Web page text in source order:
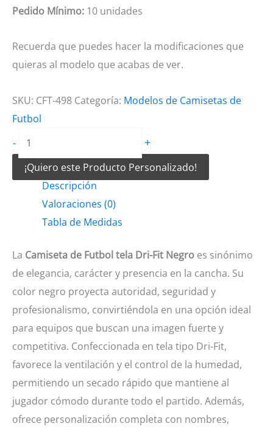
Pedido Mínimo: 10 unidades
Recuerda que puedes hacer la modificaciones que
quieras al modelo que acabas de ver.
SKU: CFT-498 Categoría: Modelos de Camisetas de
Futbol
-
Camiseta
de
Futbol
+
¡Quiero este Producto Personalizado!
Descripción
Valoraciones (0)
Tabla de Medidas
La Camiseta de Futbol tela Dri-Fit Negro es sinónimo
de elegancia, carácter y presencia en la cancha. Su
color negro proyecta autoridad, seguridad y
profesionalismo, convirtiéndola en una opción ideal
para equipos que buscan una imagen fuerte y
competitiva. Confeccionada en tela tipo Dri-Fit,
favorece la ventilación y el control de la humedad,
permitiendo un secado rápido que mantiene al
jugador cómodo durante todo el partido. Además,
ofrece personalización completa con nombres,